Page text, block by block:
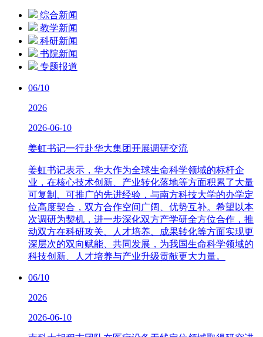
综合新闻
教学新闻
科研新闻
书院新闻
专题报道
06/10
2026
2026-06-10
姜虹书记一行赴华大集团开展调研交流
姜虹书记表示，华大作为全球生命科学领域的标杆企
业，在核心技术创新、产业转化落地等方面积累了大量
可复制、可推广的先进经验，与南方科技大学的办学定
位高度契合，双方合作空间广阔、优势互补。希望以本
次调研为契机，进一步深化双方产学研全方位合作，推
动双方在科研攻关、人才培养、成果转化等方面实现更
深层次的双向赋能、共同发展，为我国生命科学领域的
科技创新、人才培养与产业升级贡献更大力量。
06/10
2026
2026-06-10